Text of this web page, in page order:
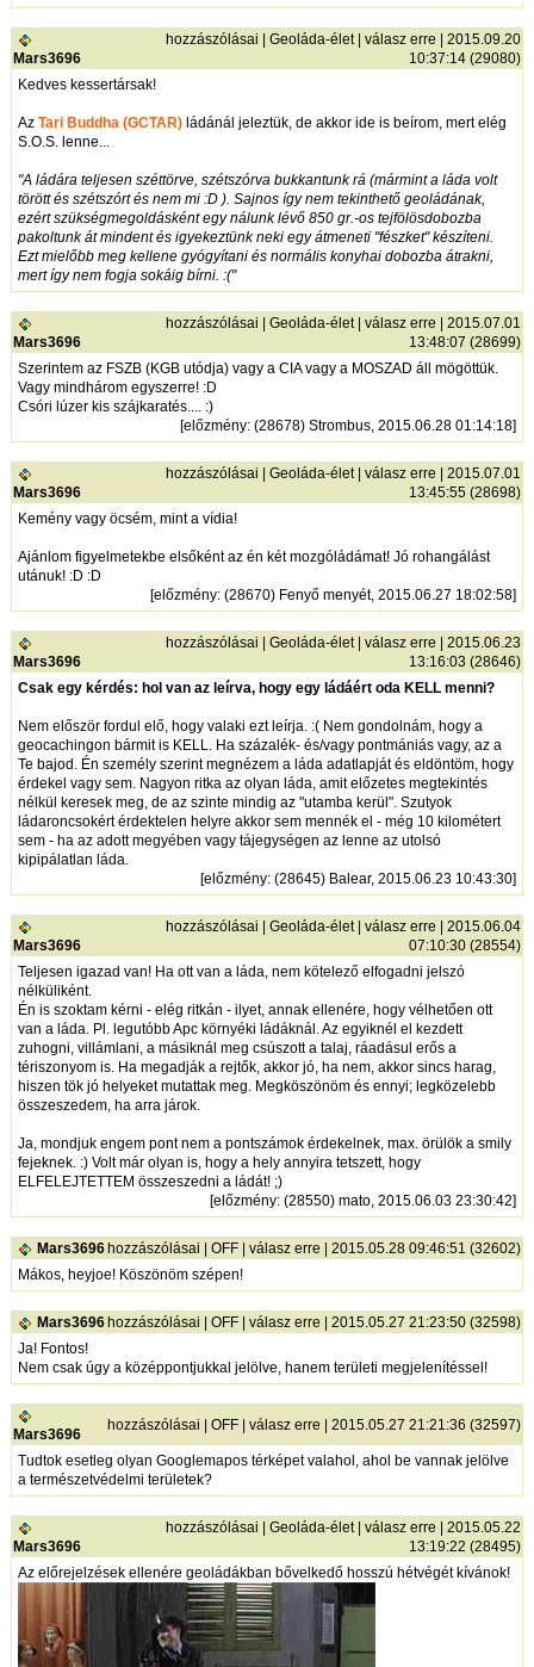
Mars3696
hozzászólásai |Geoláda-élet|válasz erre | 2015.09.20
10:37:14 (29080)
Kedves kessertársak!
AzTari Buddha (GCTAR) ládánál jeleztük, de akkor ide is beírom, mert elég
S.O.S. lenne...
"A ládára teljesen széttörve, szétszórva bukkantunk rá (mármint a láda volt
törött és szétszórt és nem mi :D ). Sajnos így nem tekinthető geoládának,
ezért szükségmegoldásként egy nálunk lévő 850 gr.-os tejfölösdobozba
pakoltunk át mindent és igyekeztünk neki egy átmeneti "fészket" készíteni.
Ezt mielőbb meg kellene gyógyítani és normális konyhai dobozba átrakni,
mert így nem fogja sokáig bírni. :("
Mars3696
hozzászólásai |Geoláda-élet|válasz erre | 2015.07.01
13:48:07 (28699)
Szerintem az FSZB (KGB utódja) vagy a CIA vagy a MOSZAD áll mögöttük.
Vagy mindhárom egyszerre! :D
Csóri lúzer kis szájkaratés.... :)
[előzmény: (28678) Strombus, 2015.06.28 01:14:18]
Mars3696
hozzászólásai |Geoláda-élet|válasz erre | 2015.07.01
13:45:55 (28698)
Kemény vagy öcsém, mint a vídia!
Ajánlom figyelmetekbe elsőként az én két mozgóládámat! Jó rohangálást
utánuk! :D :D
[előzmény: (28670) Fenyő menyét, 2015.06.27 18:02:58]
Mars3696
hozzászólásai |Geoláda-élet|válasz erre | 2015.06.23
13:16:03 (28646)
Csak egy kérdés: hol van az leírva, hogy egy ládáért oda KELL menni?
Nem először fordul elő, hogy valaki ezt leírja. :( Nem gondolnám, hogy a
geocachingon bármit is KELL. Ha százalék- és/vagy pontmániás vagy, az a
Te bajod. Én személy szerint megnézem a láda adatlapját és eldöntöm, hogy
érdekel vagy sem. Nagyon ritka az olyan láda, amit előzetes megtekintés
nélkül keresek meg, de az szinte mindig az "utamba kerül". Szutyok
ládaroncsokért érdektelen helyre akkor sem mennék el - még 10 kilométert
sem - ha az adott megyében vagy tájegységen az lenne az utolsó
kipipálatlan láda.
[előzmény: (28645) Balear, 2015.06.23 10:43:30]
Mars3696
hozzászólásai |Geoláda-élet|válasz erre | 2015.06.04
07:10:30 (28554)
Teljesen igazad van! Ha ott van a láda, nem kötelező elfogadni jelszó
nélküliként.
Én is szoktam kérni - elég ritkán - ilyet, annak ellenére, hogy vélhetően ott
van a láda. Pl. legutóbb Apc környéki ládáknál. Az egyiknél el kezdett
zuhogni, villámlani, a másiknál meg csúszott a talaj, ráadásul erős a
tériszonyom is. Ha megadják a rejtők, akkor jó, ha nem, akkor sincs harag,
hiszen tök jó helyeket mutattak meg. Megköszönöm és ennyi; legközelebb
összeszedem, ha arra járok.
Ja, mondjuk engem pont nem a pontszámok érdekelnek, max. örülök a smily
fejeknek. :) Volt már olyan is, hogy a hely annyira tetszett, hogy
ELFELEJTETTEM összeszedni a ládát! ;)
[előzmény: (28550) mato, 2015.06.03 23:30:42]
Mars3696 hozzászólásai |OFF |válasz erre | 2015.05.28 09:46:51 (32602)
Mákos, heyjoe! Köszönöm szépen!
Mars3696 hozzászólásai |OFF |válasz erre | 2015.05.27 21:23:50 (32598)
Ja! Fontos!
Nem csak úgy a középpontjukkal jelölve, hanem területi megjelenítéssel!
Mars3696
hozzászólásai |OFF |válasz erre | 2015.05.27 21:21:36 (32597)
Tudtok esetleg olyan Googlemapos térképet valahol, ahol be vannak jelölve
a természetvédelmi területek?
Mars3696
hozzászólásai |Geoláda-élet|válasz erre | 2015.05.22
13:19:22 (28495)
Az előrejelzések ellenére geoládákban bővelkedő hosszú hétvégét kívánok!